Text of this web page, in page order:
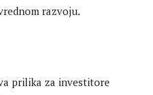
razvoju.